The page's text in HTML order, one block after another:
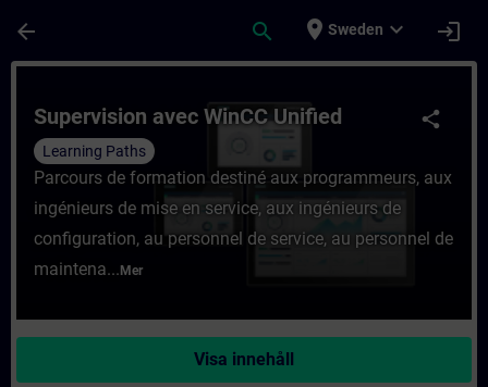
arrow_back search place Sweden expand_more login
share
Supervision avec WinCC Unified
Learning Paths
Parcours de formation destiné aux programmeurs, aux
ingénieurs de mise en service, aux ingénieurs de
configuration, au personnel de service, au personnel de
maintena... Mer
Visa innehåll